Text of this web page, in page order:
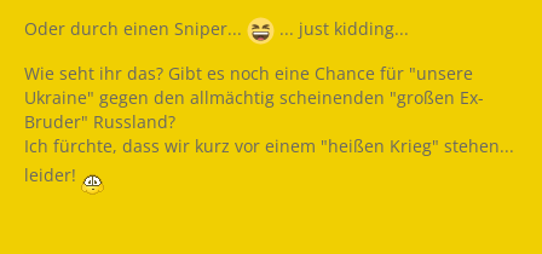
Oder durch einen Sniper...
... just kidding...
Wie seht ihr das? Gibt es noch eine Chance für "unsere
Ukraine" gegen den allmächtig scheinenden "großen Ex-
Bruder" Russland?
Ich fürchte, dass wir kurz vor einem "heißen Krieg" stehen...
leider!